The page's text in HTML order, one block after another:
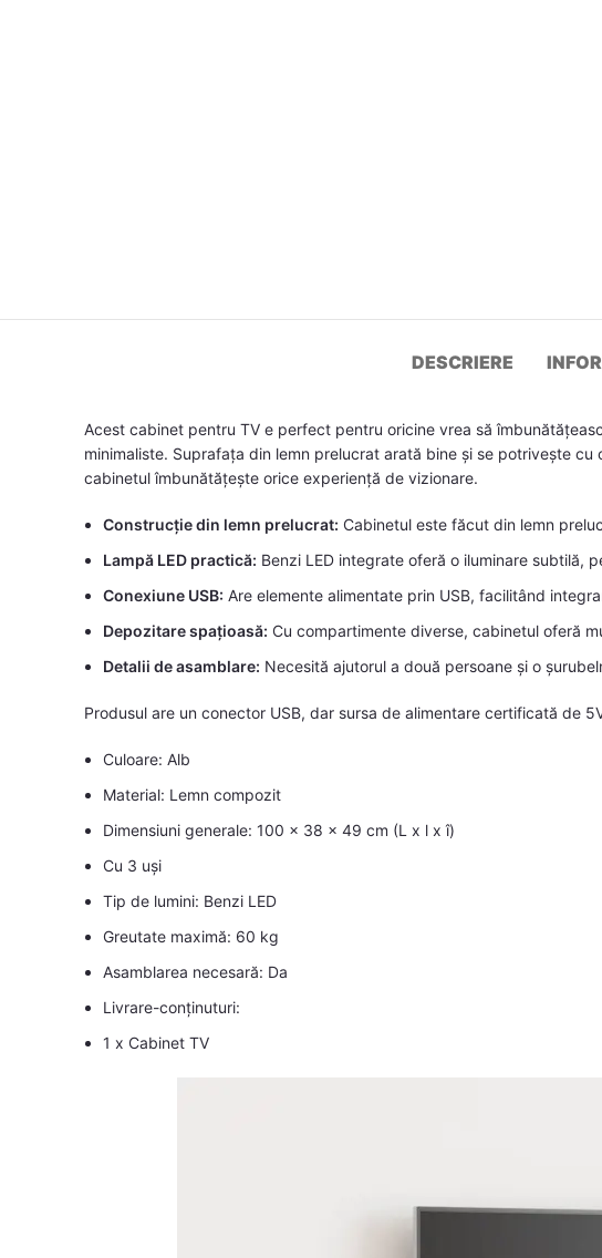
DESCRIERE
Acest cabinet pentru TV e perfect pentru oricine vrea să
minimaliste. Suprafața din lemn prelucrat arată bine și se potrivește
cabinetul îmbunătățește orice experiență de vizionare.
Construcție din lemn prelucrat: Cabinetul este făcut din lemn
Lampă LED practică: Benzi LED integrate oferă o iluminare subtilă,
Conexiune USB: Are elemente alimentate prin USB, facilitând
Depozitare spațioasă: Cu compartimente diverse, cabinetul oferă
Detalii de asamblare: Necesită ajutorul a două persoane și o
Produsul are un conector USB, dar sursa de alimentare certificată de
Culoare: Alb
Material: Lemn compozit
Dimensiuni generale: 100 x 38 x 49 cm (L x l x î)
Cu 3 uși
Tip de lumini: Benzi LED
Greutate maximă: 60 kg
Asamblarea necesară: Da
Livrare-conținuturi:
1 x Cabinet TV